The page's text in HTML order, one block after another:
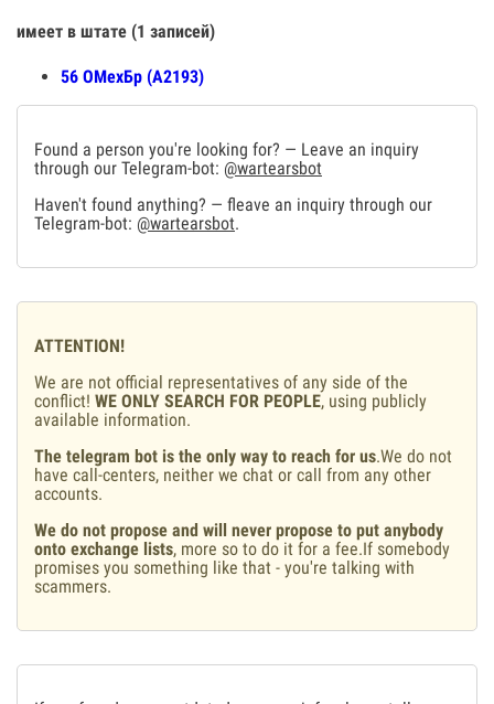
имеет в штате (1 записей)
56 ОМехБр (А2193)
Found a person you're looking for? — Leave an inquiry
through our Telegram-bot: @wartearsbot
Haven't found anything? — fleave an inquiry through our
Telegram-bot: @wartearsbot.
ATTENTION!
We are not official representatives of any side of the
conflict! WE ONLY SEARCH FOR PEOPLE, using publicly
available information.
The telegram bot is the only way to reach for us.We do not
have call-centers, neither we chat or call from any other
accounts.
We do not propose and will never propose to put anybody
onto exchange lists, more so to do it for a fee.If somebody
promises you something like that - you're talking with
scammers.